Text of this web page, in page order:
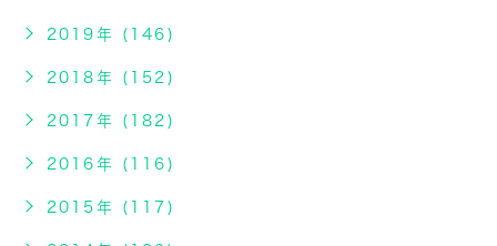
2019年 (146)
2018年 (152)
2017年 (182)
2016年 (116)
2015年 (117)